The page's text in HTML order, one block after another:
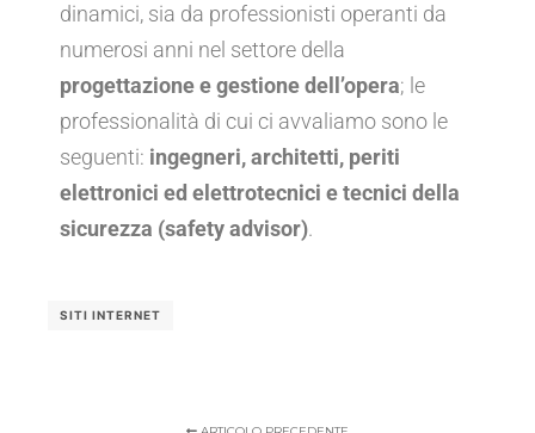
dinamici, sia da professionisti operanti da
numerosi anni nel settore della
progettazione e gestione dell’opera; le
professionalità di cui ci avvaliamo sono le
seguenti: ingegneri, architetti, periti
elettronici ed elettrotecnici e tecnici della
sicurezza (safety advisor).
SITI INTERNET